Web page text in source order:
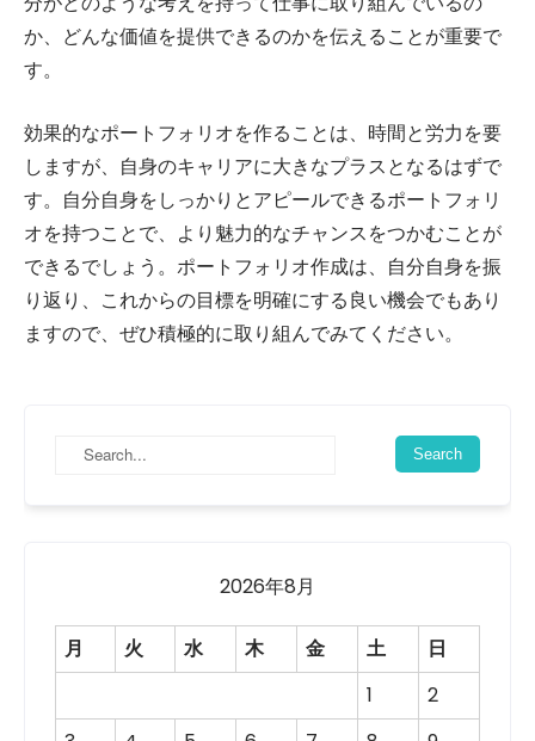
か、どんな価値を提供できるのかを伝えることが重要で
す。
効果的なポートフォリオを作ることは、時間と労力を要
しますが、自身のキャリアに大きなプラスとなるはずで
す。自分自身をしっかりとアピールできるポートフォリ
オを持つことで、より魅力的なチャンスをつかむことが
できるでしょう。ポートフォリオ作成は、自分自身を振
り返り、これからの目標を明確にする良い機会でもあり
ますので、ぜひ積極的に取り組んでみてください。
2026年8月
月 火 水 木 金 土
日
1
2